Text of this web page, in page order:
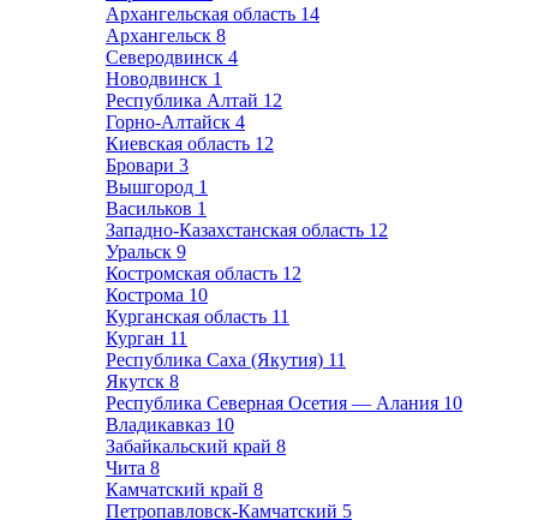
Архангельская область 14
Архангельск 8
Северодвинск 4
Новодвинск 1
Республика Алтай 12
Горно-Алтайск 4
Киевская область 12
Бровари 3
Вышгород 1
Васильков 1
Западно-Казахстанская область 12
Уральск 9
Костромская область 12
Кострома 10
Курганская область 11
Курган 11
Республика Саха (Якутия) 11
Якутск 8
Республика Северная Осетия — Алания 10
Владикавказ 10
Забайкальский край 8
Чита 8
Камчатский край 8
Петропавловск-Камчатский 5